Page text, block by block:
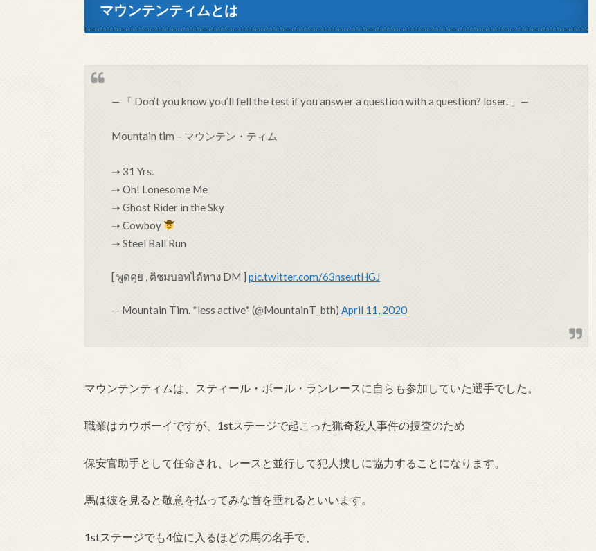
マウンテンティムとは
— 「 Don’t you know you’ll fell the test if you answer a question with a question? loser. 」—
Mountain tim – マウンテン・ティム
➝ 31 Yrs.
➝ Oh! Lonesome Me
➝ Ghost Rider in the Sky
➝ Cowboy
➝ Steel Ball Run
[ พูดคุย , ติชมบอทได้ทาง DM ] pic.twitter.com/63nseutHGJ
— Mountain Tim. *less active* (@MountainT_bth) April 11, 2020
マウンテンティムは、スティール・ボール・ランレースに自らも参加していた選手でした。
職業はカウボーイですが、1stステージで起こった猟奇殺人事件の捜査のため
保安官助手として任命され、レースと並行して犯人捜しに協力することになります。
馬は彼を見ると敬意を払ってみな首を垂れるといいます。
1stステージでも4位に入るほどの馬の名手で、